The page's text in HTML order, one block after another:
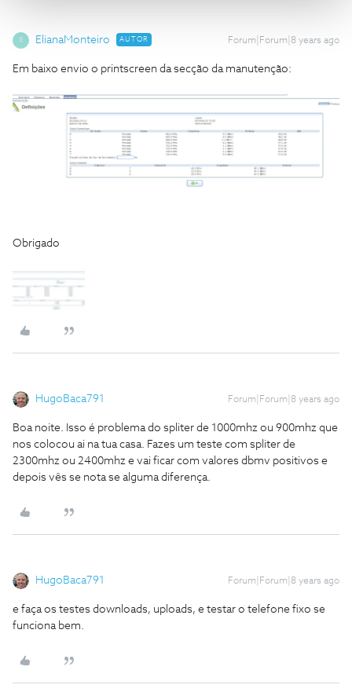
E ElianaMonteiro AUTOR Forum|Forum|8 years ago
Em baixo envio o printscreen da secção da manutenção:
Obrigado
HugoBaca791 Forum|Forum|8 years ago
Boa noite. Isso é problema do spliter de 1000mhz ou 900mhz que
nos colocou ai na tua casa. Fazes um teste com spliter de
2300mhz ou 2400mhz e vai ficar com valores dbmv positivos e
depois vês se nota se alguma diferença.
HugoBaca791 Forum|Forum|8 years ago
e faça os testes downloads, uploads, e testar o telefone fixo se
funciona bem.